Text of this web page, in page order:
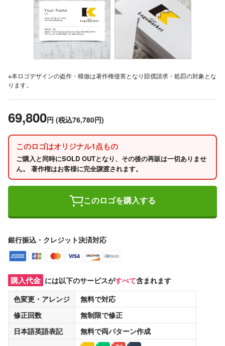
※本ロゴデザインの盗作・模倣は著作権侵害となり賠償請求・処罰の対象とな
ります。
69,800円 (税込76,780円)
このロゴはオリジナル1点もの
ご購入と同時にSOLD OUTとなり、その後の再販は一切ありませ
ん。 著作権はお客様に完全譲渡されます。
このロゴを購入する
銀行振込・クレジット決済対応
購入代金 には以下のサービスがすべて含まれます
色変更・アレンジ
無料で対応
修正回数
無制限で修正
日本語英語表記
無料で両パターン作成